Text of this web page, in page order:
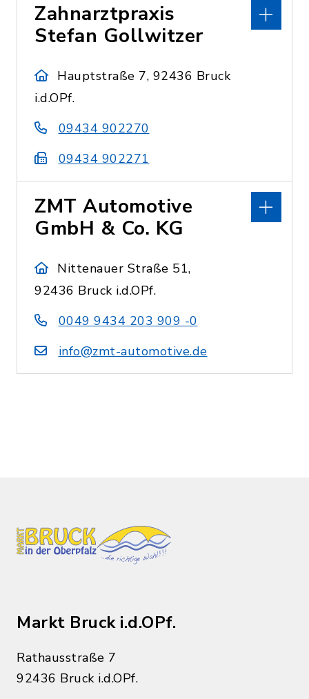
Zahnarztpraxis
Stefan Gollwitzer
Hauptstraße 7, 92436 Bruck
i.d.OPf.
09434 902270
09434 902271
ZMT Automotive
GmbH & Co. KG
Nittenauer Straße 51,
92436 Bruck i.d.OPf.
0049 9434 203 909 -0
info@zmt-automotive.de
Markt Bruck i.d.OPf.
Rathausstraße 7
92436 Bruck i.d.OPf.